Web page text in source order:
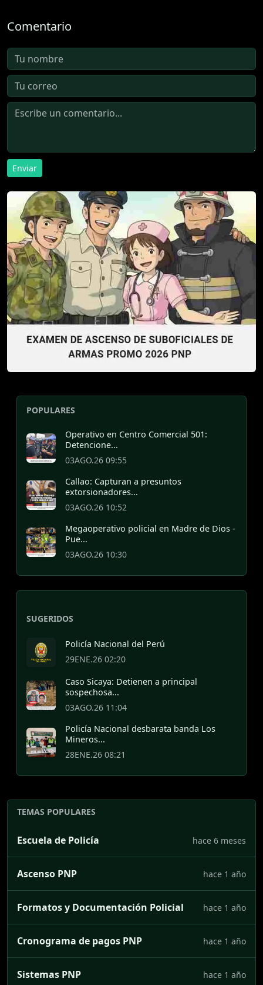
Comentario
Enviar
POPULARES
Operativo en Centro Comercial 501:
Detencione...
03AGO.26 09:55
Callao: Capturan a presuntos
extorsionadores...
03AGO.26 10:52
Megaoperativo policial en Madre de Dios -
Pue...
03AGO.26 10:30
SUGERIDOS
Policía Nacional del Perú
29ENE.26 02:20
Caso Sicaya: Detienen a principal
sospechosa...
03AGO.26 11:04
Policía Nacional desbarata banda Los
Mineros...
28ENE.26 08:21
TEMAS POPULARES
Escuela de Policía hace 6 meses
Ascenso PNP hace 1 año
Formatos y Documentación Policial hace 1 año
Cronograma de pagos PNP hace 1 año
Sistemas PNP hace 1 año